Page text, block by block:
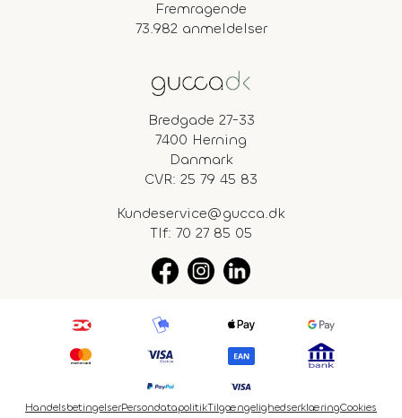
Fremragende
73.982 anmeldelser
Bredgade 27-33
7400 Herning
Danmark
CVR: 25 79 45 83
Kundeservice@gucca.dk
Tlf: 70 27 85 05
HandelsbetingelserPersondatapolitikTilgængelighedserklæringCookies